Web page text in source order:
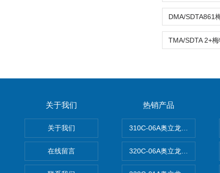
关于我们
关于我们
在线留言
热销产品
310C-06A奥立龙实验室台式
320C-06A奥立龙实验室便携